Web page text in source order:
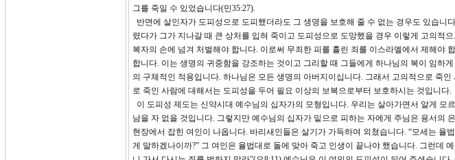
그를 죽일 수 있었습니다(민35:27).
반면에 살인자가 도피성으로 도피했더라도 그 생명을 보호해 줄 수 없는 경우도 있습니
렸다가 그가 지나갈 때 큰 상처를 입혀 죽이고 도피성으로 도망했을 경우 이렇게 고의적
복자의 손에 넘겨 처벌해야 합니다. 이로써 무죄한 피를 흘린 죄를 이스라엘에서 제해야
합니다. 이는 생명의 귀중함을 강조하는 것이고 그리할 때 그들에게 하나님의 복이 임하
의 구체적인 적용입니다. 하나님은 모든 생명의 아버지이십니다. 그래서 고의적으로 죽
로 죽인 사람에 대해서는 도피성을 두어 필요 이상의 보복으로부터 보호하시는 것입니다.
이 도피성 제도는 신약시대 예수님의 십자가의 모형입니다. 우리는 살아가면서 알게 모
남을 자 없을 것입니다. 그렇지만 예수님의 십자가 밑으로 피하는 자에게 주님은 용서의
현장에서 잡힌 여인이 나옵니다. 바리새인들은 살기가 가득하여 외쳤습니다. “모세는 율
게 말하겠나이까?” 그 여인은 율법대로 돌에 맞아 죽고 인생이 끝나야 했습니다. 그런데